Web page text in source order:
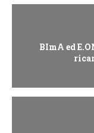
BImA ed